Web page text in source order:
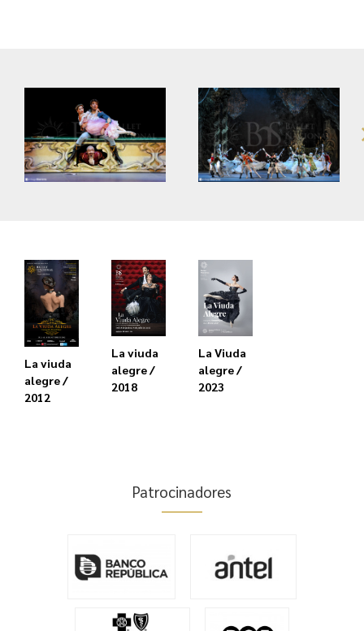
La viuda
alegre /
2012
La viuda
alegre /
2018
La Viuda
alegre /
2023
Patrocinadores